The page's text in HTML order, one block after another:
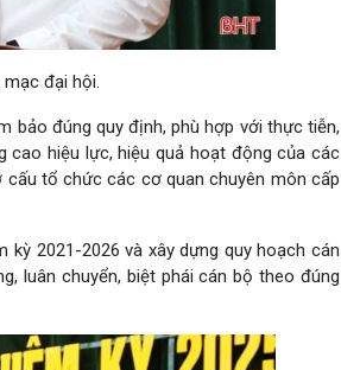
đại hội.
bảo đúng quy định, phù hợp với thực tiễn,
cao hiệu lực, hiệu quả hoạt động của các
tổ chức các cơ quan chuyên môn cấp
2021-2026 và xây dựng quy hoạch cán
luân chuyển, biệt phái cán bộ theo đúng